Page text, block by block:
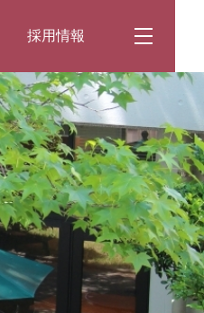
採用情報